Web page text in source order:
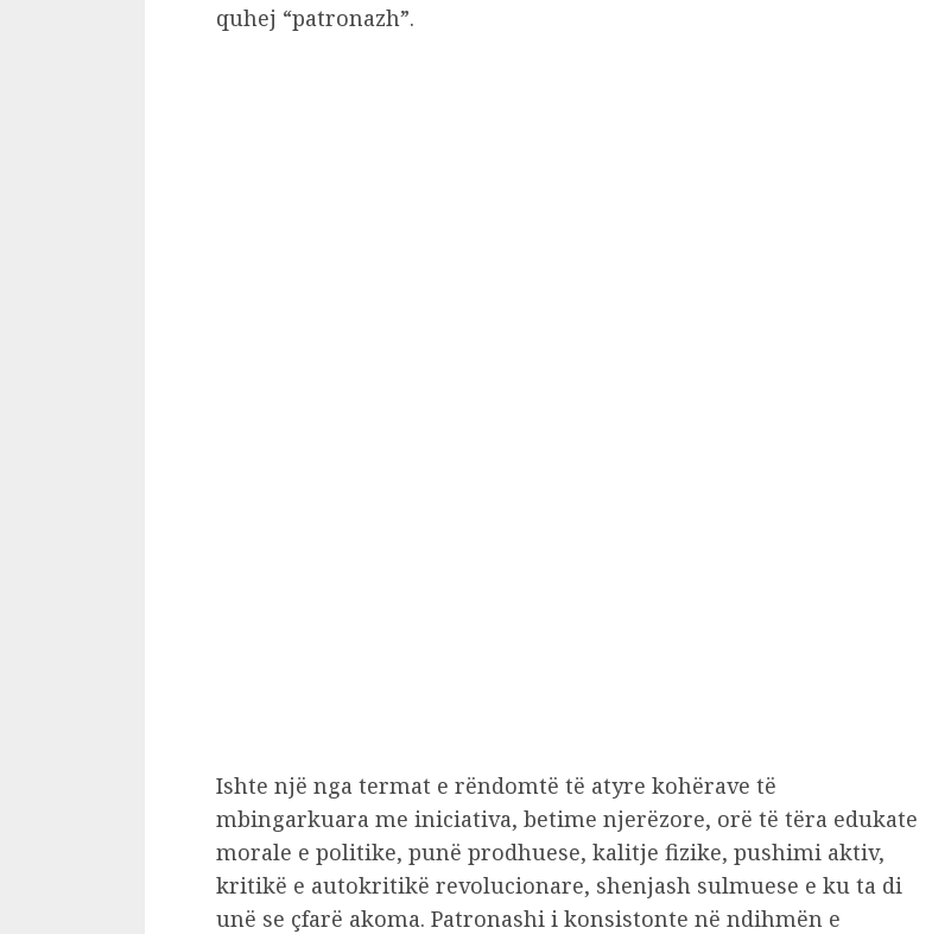
quhej “patronazh”.
Ishte një nga termat e rëndomtë të atyre kohërave të
mbingarkuara me iniciativa, betime njerëzore, orë të tëra edukate
morale e politike, punë prodhuese, kalitje fizike, pushimi aktiv,
kritikë e autokritikë revolucionare, shenjash sulmuese e ku ta di
unë se çfarë akoma. Patronashi i konsistonte në ndihmën e